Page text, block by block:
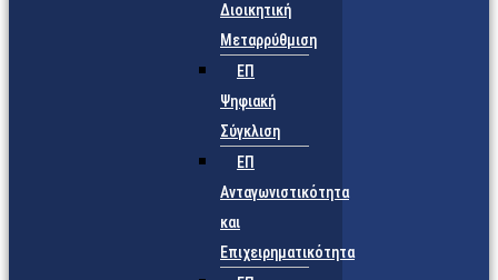
Διοικητική
Μεταρρύθμιση
ΕΠ
Ψηφιακή
Σύγκλιση
ΕΠ
Ανταγωνιστικότητα
και
Επιχειρηματικότητα